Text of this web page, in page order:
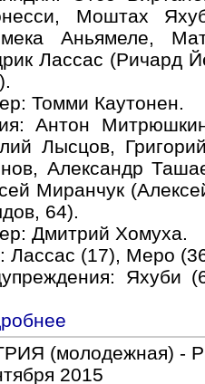
Моштах
Аньямеле,
Лассас (Ричард
Томми Каутонен.
Антон
Лысцов,
Александр
Миранчук
64).
Дмитрий Хомуха.
Лассас (17), Меро
Яхуби
(молодежная) -
2015